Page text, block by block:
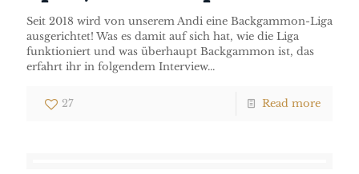
Seit 2018 wird von unserem Andi eine Backgammon-Liga
ausgerichtet! Was es damit auf sich hat, wie die Liga
funktioniert und was überhaupt Backgammon ist, das
erfahrt ihr in folgendem Interview...
27 Read more